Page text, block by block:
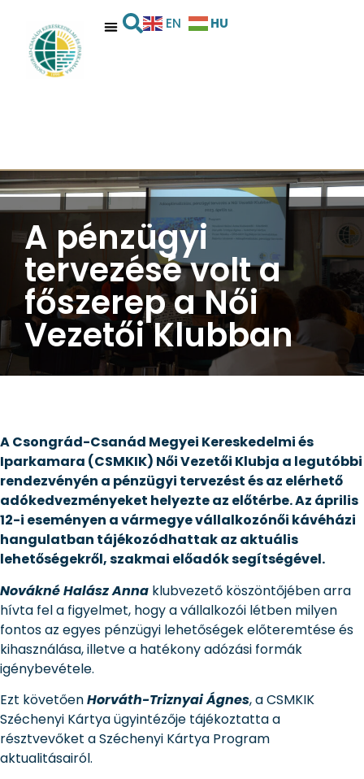
EN HU
A pénzügyi
tervezésé volt a
főszerep a Női
Vezetői Klubban
A Csongrád-Csanád Megyei Kereskedelmi és
Iparkamara (CSMKIK) Női Vezetői Klubja a legutóbbi
rendezvényén a pénzügyi tervezést és az elérhető
adókedvezményeket helyezte az előtérbe. Az április
12-i eseményen a vármegye vállalkozónői kávéházi
hangulatban tájékozódhattak az aktuális
lehetőségekről, szakmai előadók segítségével.
Novákné Halász Anna klubvezető köszöntőjében arra
hívta fel a figyelmet, hogy a vállalkozói létben milyen
fontos az egyes pénzügyi lehetőségek előteremtése és
kihasználása, illetve a hatékony adózási formák
igénybevétele.
Ezt követőenHorváth-Triznyai Ágnes, a CSMKIK
Széchenyi Kártya ügyintézője tájékoztatta a
résztvevőket a Széchenyi Kártya Program
aktualitásairól.